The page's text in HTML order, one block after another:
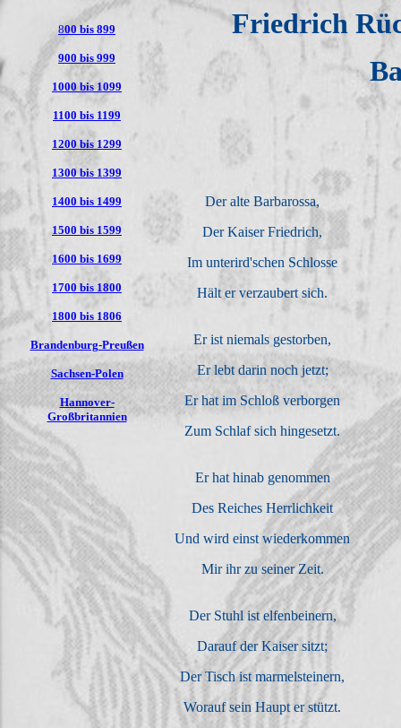
Friedrich
Der alte Barbarossa,
Der Kaiser Friedrich,
Im unterird'schen Schlosse
Hält er verzaubert sich.
Er ist niemals gestorben,
Er lebt darin noch jetzt;
Er hat im Schloß verborgen
Zum Schlaf sich hingesetzt.
Er hat hinab genommen
Des Reiches Herrlichkeit
Und wird einst wiederkommen
Mir ihr zu seiner Zeit.
Der Stuhl ist elfenbeinern,
Darauf der Kaiser sitzt;
Der Tisch ist marmelsteinern,
Worauf sein Haupt er stützt.
800 bis 899
900 bis 999
1000 bis 1099
1100 bis 1199
1200 bis 1299
1300 bis 1399
1400 bis 1499
1500 bis 1599
1600 bis 1699
1700 bis 1800
1800 bis 1806
Brandenburg-Preußen
Sachsen-Polen
Hannover-
Großbritannien